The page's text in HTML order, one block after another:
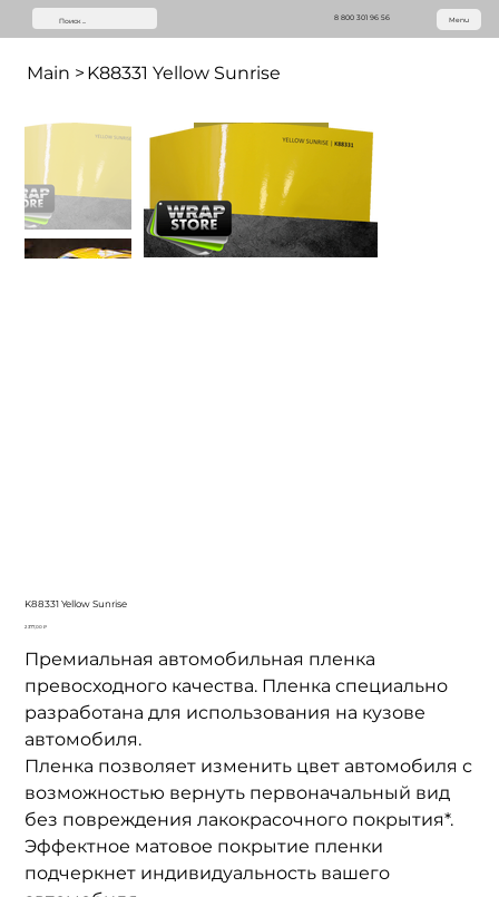
8 800 301 96 56 Menu
Main > K88331 Yellow Sunrise
K88331 Yellow Sunrise
Цена
2 377,00 ₽
Премиальная автомобильная пленка
превосходного качества. Пленка специально
разработана для использования на кузове
автомобиля.
Пленка позволяет изменить цвет автомобиля с
возможностью вернуть первоначальный вид
без повреждения лакокрасочного покрытия*.
Эффектное матовое покрытие пленки
подчеркнет индивидуальность вашего